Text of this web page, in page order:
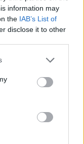
information may
the IAB’s List of
disclose it to other
het
er nieuw
"Die